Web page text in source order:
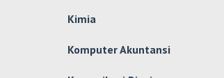
Kimia
Komputer Akuntansi